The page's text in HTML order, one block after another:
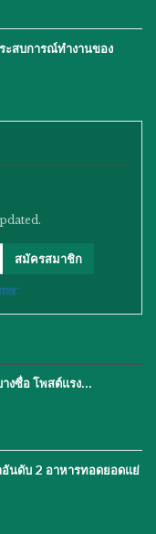
ะสบการณ์ทำงานของ
สมัครสมาชิก
งซื่อ โพสต์แรง…
นดับ 2 อาหารทอดยอดแย่